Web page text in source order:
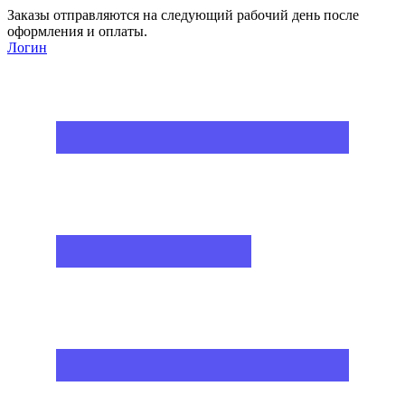
Заказы отправляются на следующий рабочий день после
оформления и оплаты.
Логин